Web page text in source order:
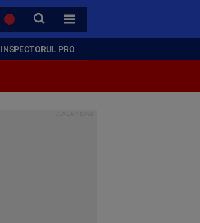
CAUTA
TOATE CATEGORIILE
INSPECTORUL PRO